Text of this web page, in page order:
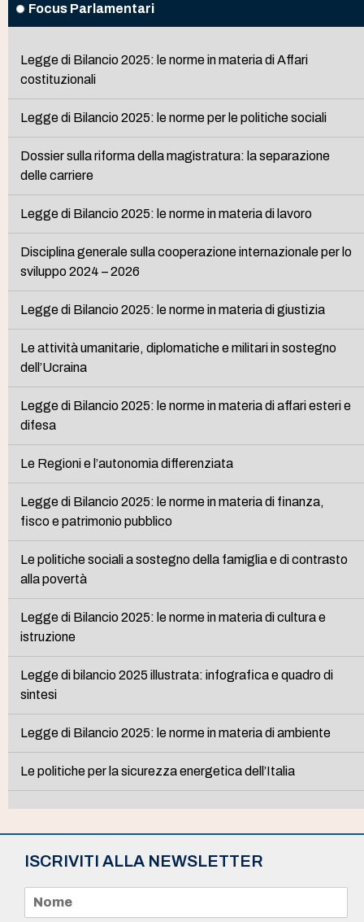
Focus Parlamentari
Legge di Bilancio 2025: le norme in materia di Affari
costituzionali
Legge di Bilancio 2025: le norme per le politiche sociali
Dossier sulla riforma della magistratura: la separazione
delle carriere
Legge di Bilancio 2025: le norme in materia di lavoro
Disciplina generale sulla cooperazione internazionale per lo
sviluppo 2024 – 2026
Legge di Bilancio 2025: le norme in materia di giustizia
Le attività umanitarie, diplomatiche e militari in sostegno
dell’Ucraina
Legge di Bilancio 2025: le norme in materia di affari esteri e
difesa
Le Regioni e l’autonomia differenziata
Legge di Bilancio 2025: le norme in materia di finanza,
fisco e patrimonio pubblico
Le politiche sociali a sostegno della famiglia e di contrasto
alla povertà
Legge di Bilancio 2025: le norme in materia di cultura e
istruzione
Legge di bilancio 2025 illustrata: infografica e quadro di
sintesi
Legge di Bilancio 2025: le norme in materia di ambiente
Le politiche per la sicurezza energetica dell’Italia
ISCRIVITI ALLA NEWSLETTER
m